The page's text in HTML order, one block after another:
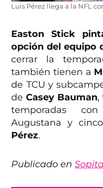
Luis Pérez llega a la NFL
Easton Stick
opción del equipo
cerrar la
también tienen a
de TCU y
deCasey Bauman,
temporadas
Augustana y
Pérez.
Publicado en